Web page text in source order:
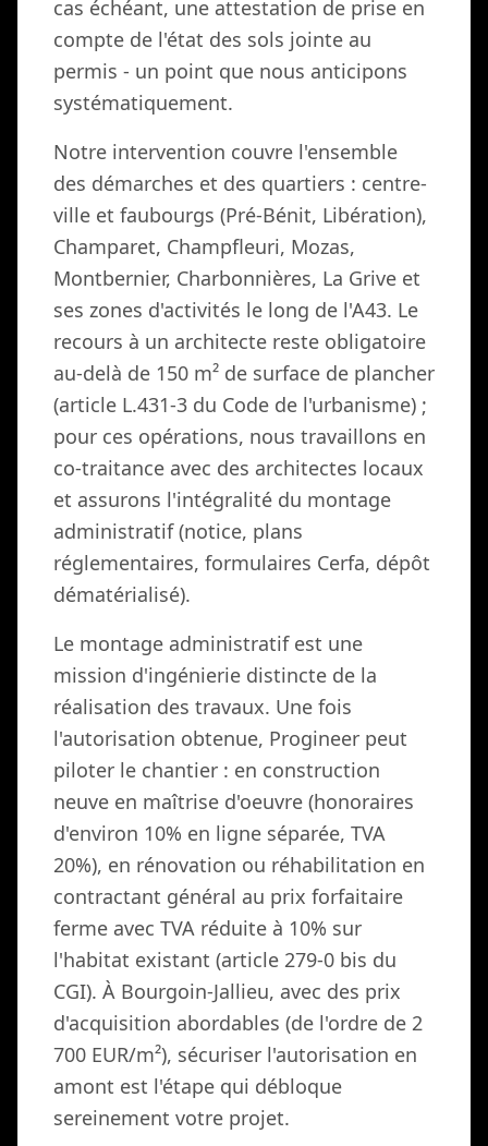
cas échéant, une attestation de prise en
compte de l'état des sols jointe au
permis - un point que nous anticipons
systématiquement.
Notre intervention couvre l'ensemble
des démarches et des quartiers : centre-
ville et faubourgs (Pré-Bénit, Libération),
Champaret, Champfleuri, Mozas,
Montbernier, Charbonnières, La Grive et
ses zones d'activités le long de l'A43. Le
recours à un architecte reste obligatoire
au-delà de 150 m² de surface de plancher
(article L.431-3 du Code de l'urbanisme) ;
pour ces opérations, nous travaillons en
co-traitance avec des architectes locaux
et assurons l'intégralité du montage
administratif (notice, plans
réglementaires, formulaires Cerfa, dépôt
dématérialisé).
Le montage administratif est une
mission d'ingénierie distincte de la
réalisation des travaux. Une fois
l'autorisation obtenue, Progineer peut
piloter le chantier : en construction
neuve en maîtrise d'oeuvre (honoraires
d'environ 10% en ligne séparée, TVA
20%), en rénovation ou réhabilitation en
contractant général au prix forfaitaire
ferme avec TVA réduite à 10% sur
l'habitat existant (article 279-0 bis du
CGI). À Bourgoin-Jallieu, avec des prix
d'acquisition abordables (de l'ordre de 2
700 EUR/m²), sécuriser l'autorisation en
amont est l'étape qui débloque
sereinement votre projet.